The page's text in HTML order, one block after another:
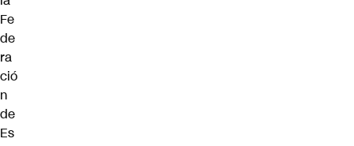
Fe
de
ra
ció
n
de
Es